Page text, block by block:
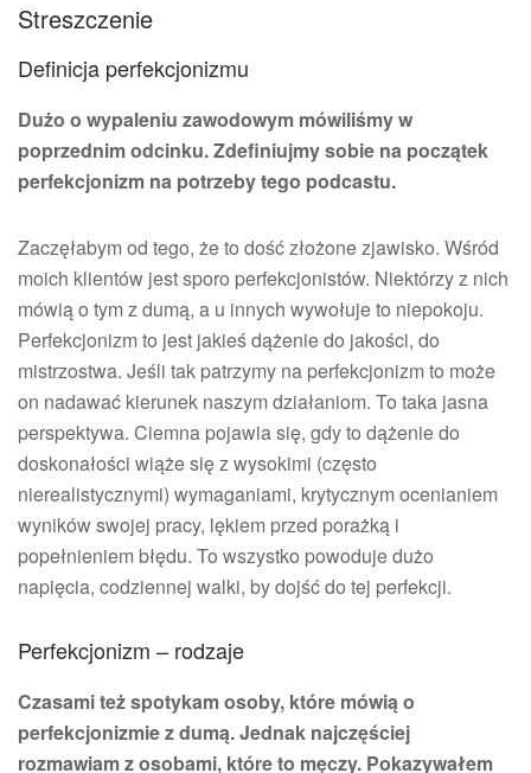
Streszczenie
Definicja perfekcjonizmu
Dużo o wypaleniu zawodowym mówiliśmy w
poprzednim odcinku. Zdefiniujmy sobie na początek
perfekcjonizm na potrzeby tego podcastu.
Zaczęłabym od tego, że to dość złożone zjawisko. Wśród
moich klientów jest sporo perfekcjonistów. Niektórzy z nich
mówią o tym z dumą, a u innych wywołuje to niepokoju.
Perfekcjonizm to jest jakieś dążenie do jakości, do
mistrzostwa. Jeśli tak patrzymy na perfekcjonizm to może
on nadawać kierunek naszym działaniom. To taka jasna
perspektywa. Ciemna pojawia się, gdy to dążenie do
doskonałości wiąże się z wysokimi (często
nierealistycznymi) wymaganiami, krytycznym ocenianiem
wyników swojej pracy, lękiem przed porażką i
popełnieniem błędu. To wszystko powoduje dużo
napięcia, codziennej walki, by dojść do tej perfekcji.
Perfekcjonizm – rodzaje
Czasami też spotykam osoby, które mówią o
perfekcjonizmie z dumą. Jednak najczęściej
rozmawiam z osobami, które to męczy. Pokazywałem